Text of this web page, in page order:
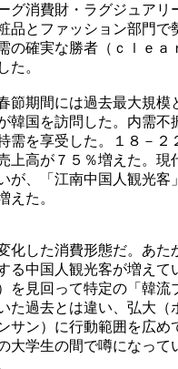
グ消費財・ラグジュアリ
品とファッション部門で
の確実な勝者（ｃｌｅ
た。
節期間には過去最大規模
韓国を訪問した。内需不
需を享受した。１８－２
上高が７５％増えた。現
が、「江南中国人観光客
えた。
化した消費形態だ。あた
る中国人観光客が増えて
を見回って特定の「韓流
た過去とは違い、弘大（
サン）に行動範囲を広め
大学生の間で噂になって